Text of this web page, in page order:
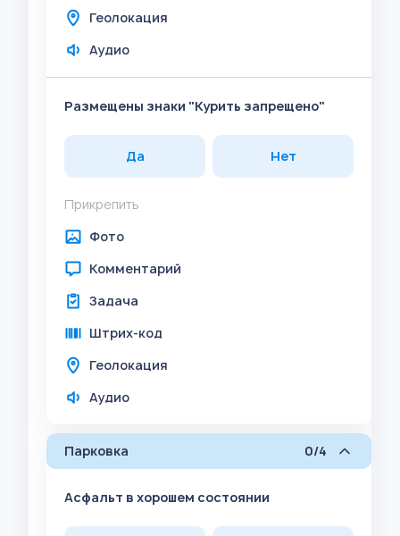
Геолокация
Аудио
Размещены знаки "Курить запрещено"
Да Нет
Прикрепить
Фото
Комментарий
Задача
Штрих-код
Геолокация
Аудио
Парковка 0/4
Асфальт в хорошем состоянии